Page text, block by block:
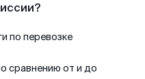
по перевозке
сравнению от и до